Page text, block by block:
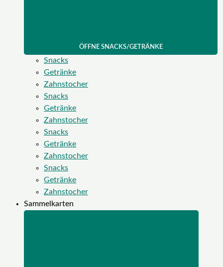
ÖFFNE SNACKS/GETRÄNKE
Snacks
Getränke
Zahnstocher
Snacks
Getränke
Zahnstocher
Snacks
Getränke
Zahnstocher
Snacks
Getränke
Zahnstocher
Sammelkarten